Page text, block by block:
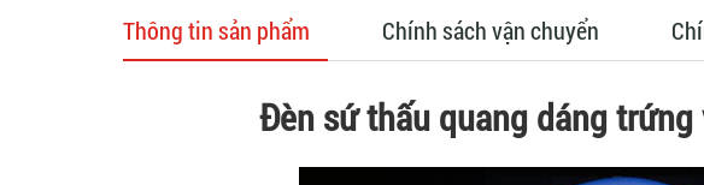
Thông tin sản phẩm Chính sách vận chuyển
Đèn sứ thấu quang dáng trứng